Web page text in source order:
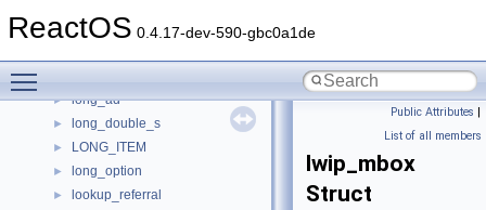
ReactOS 0.4.17-dev-590-gbc0a1de
► LOGOFF_DLG_CONTEXT
► long_ad
► long_double_s
► LONG_ITEM
► long_option
► lookup_referral
Public Attributes |
List of all members
lwip_mbox
Struct